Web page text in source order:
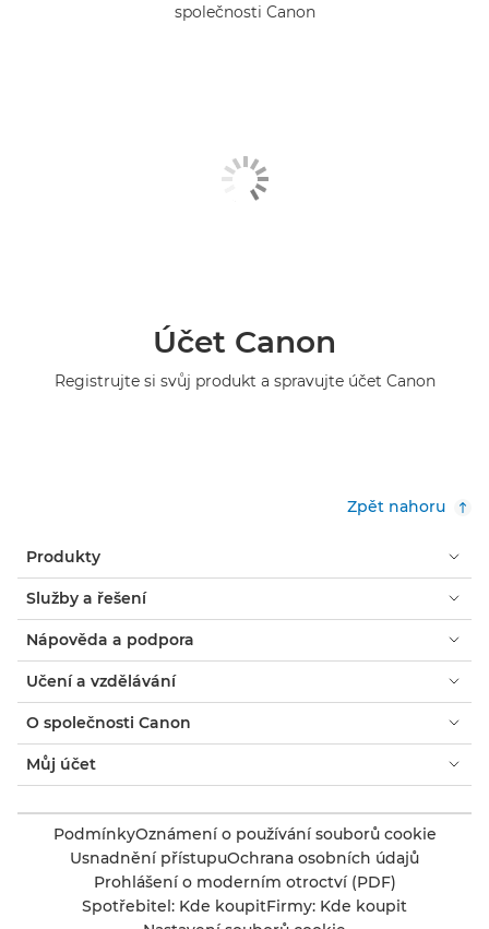
společnosti Canon
Účet Canon
Registrujte si svůj produkt a spravujte účet Canon
Zpět nahoru
Produkty
Služby a řešení
Nápověda a podpora
Učení a vzdělávání
O společnosti Canon
Můj účet
PodmínkyOznámení o používání souborů cookie
Usnadnění přístupuOchrana osobních údajů
Prohlášení o moderním otroctví (PDF)
Spotřebitel: Kde koupitFirmy: Kde koupit